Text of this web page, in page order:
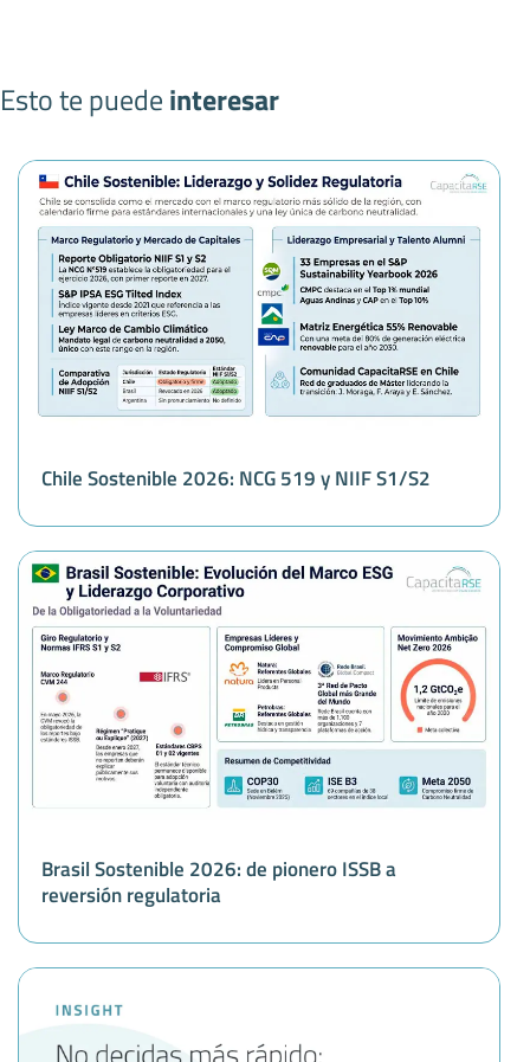
Esto te puedeinteresar
Chile Sostenible 2026: NCG 519 y NIIF S1/S2
Brasil Sostenible 2026: de pionero ISSB a
reversión regulatoria